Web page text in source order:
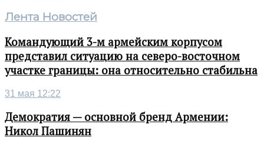
Лента Новостей
Командующий 3-м армейским корпусом
представил ситуацию на северо-восточном
участке границы: она относительно стабильна
31 мая 12:22
Демократия — основной бренд Армении:
Никол Пашинян